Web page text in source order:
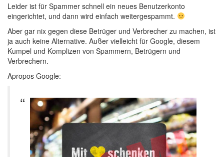
Leider ist für Spammer schnell ein neues Benutzerkonto
eingerichtet, und dann wird einfach weitergespammt.
Aber gar nix gegen diese Betrüger und Verbrecher zu machen, ist
ja auch keine Alternative. Außer vielleicht für Google, diesem
Kumpel und Komplizen von Spammern, Betrügern und
Verbrechern.
Apropos Google: